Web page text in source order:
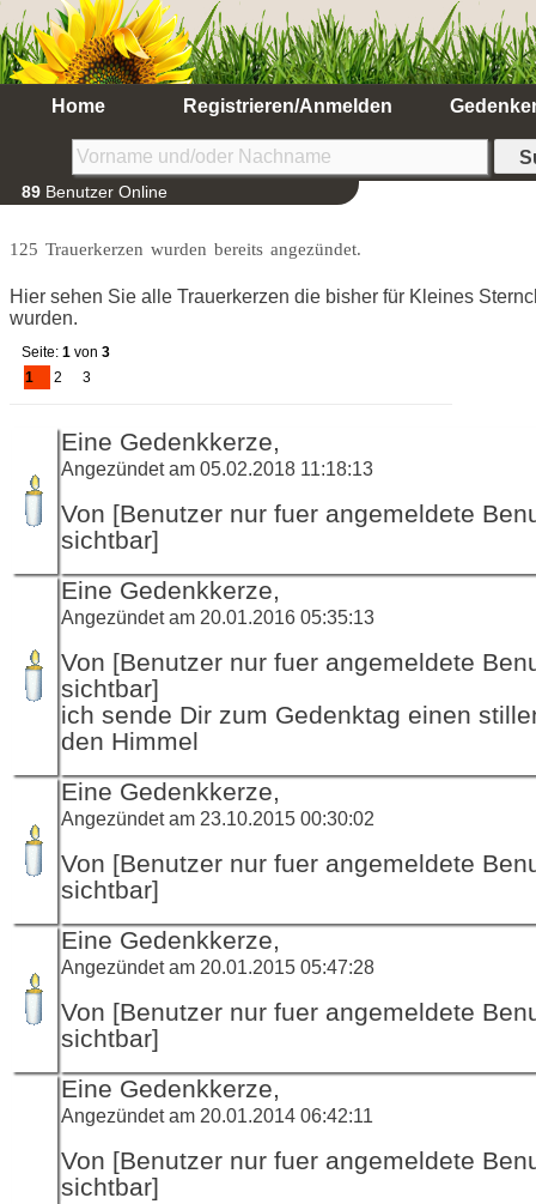
Home Registrieren/Anmelden
89 Benutzer Online
125 Trauerkerzen wurden bereits angezündet.
Hier sehen Sie alle Trauerkerzen die bisher für Kleines
wurden.
Seite: 1 von 3
1
2 3
Eine Gedenkkerze,
Angezündet am 05.02.2018 11:18:13
Von [Benutzer nur fuer angemeldete
sichtbar]
Eine Gedenkkerze,
Angezündet am 20.01.2016 05:35:13
Von [Benutzer nur fuer angemeldete
sichtbar]
ich sende Dir zum Gedenktag einen
den Himmel
Eine Gedenkkerze,
Angezündet am 23.10.2015 00:30:02
Von [Benutzer nur fuer angemeldete
sichtbar]
Eine Gedenkkerze,
Angezündet am 20.01.2015 05:47:28
Von [Benutzer nur fuer angemeldete
sichtbar]
Eine Gedenkkerze,
Angezündet am 20.01.2014 06:42:11
Von [Benutzer nur fuer angemeldete
sichtbar]